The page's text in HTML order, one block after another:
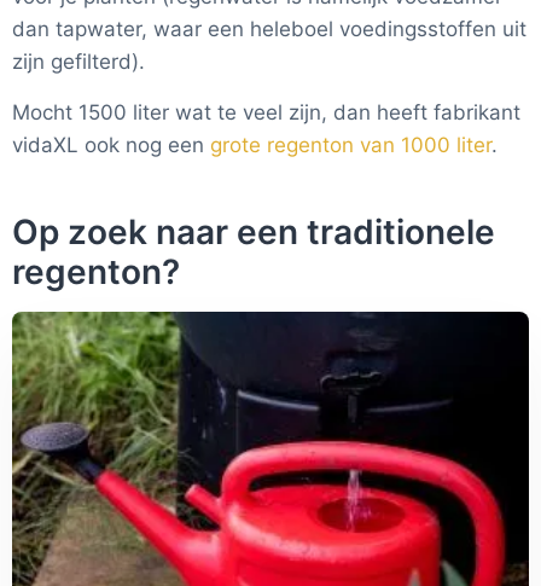
dan tapwater, waar een heleboel voedingsstoffen uit
zijn gefilterd).
Mocht 1500 liter wat te veel zijn, dan heeft fabrikant
vidaXL ook nog een grote regenton van 1000 liter.
Op zoek naar een traditionele
regenton?